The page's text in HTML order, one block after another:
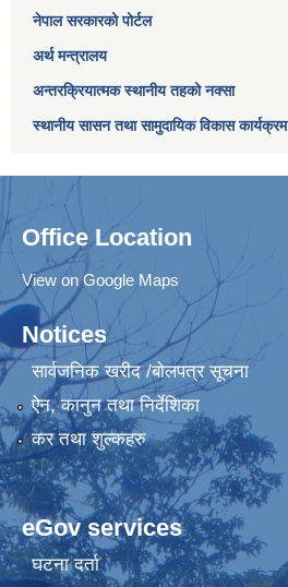
नेपाल सरकारको पोर्टल
अर्थ मन्त्रालय
अन्तरक्रियात्मक स्थानीय तहको नक्सा
स्थानीय सासन तथा सामुदायिक विकास कार्यक्रम
Office Location
View on Google Maps
Notices
सार्वजनिक खरीद /बोलपत्र सूचना
ऐन, कानुन तथा निर्देशिका
कर तथा शुल्कहरु
eGov services
घटना दर्ता